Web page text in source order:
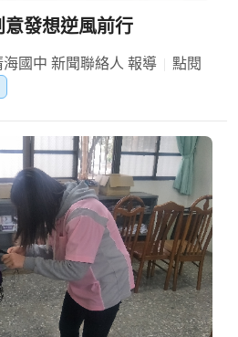
發想逆風前行
國中 新聞聯絡人 報導
點閱